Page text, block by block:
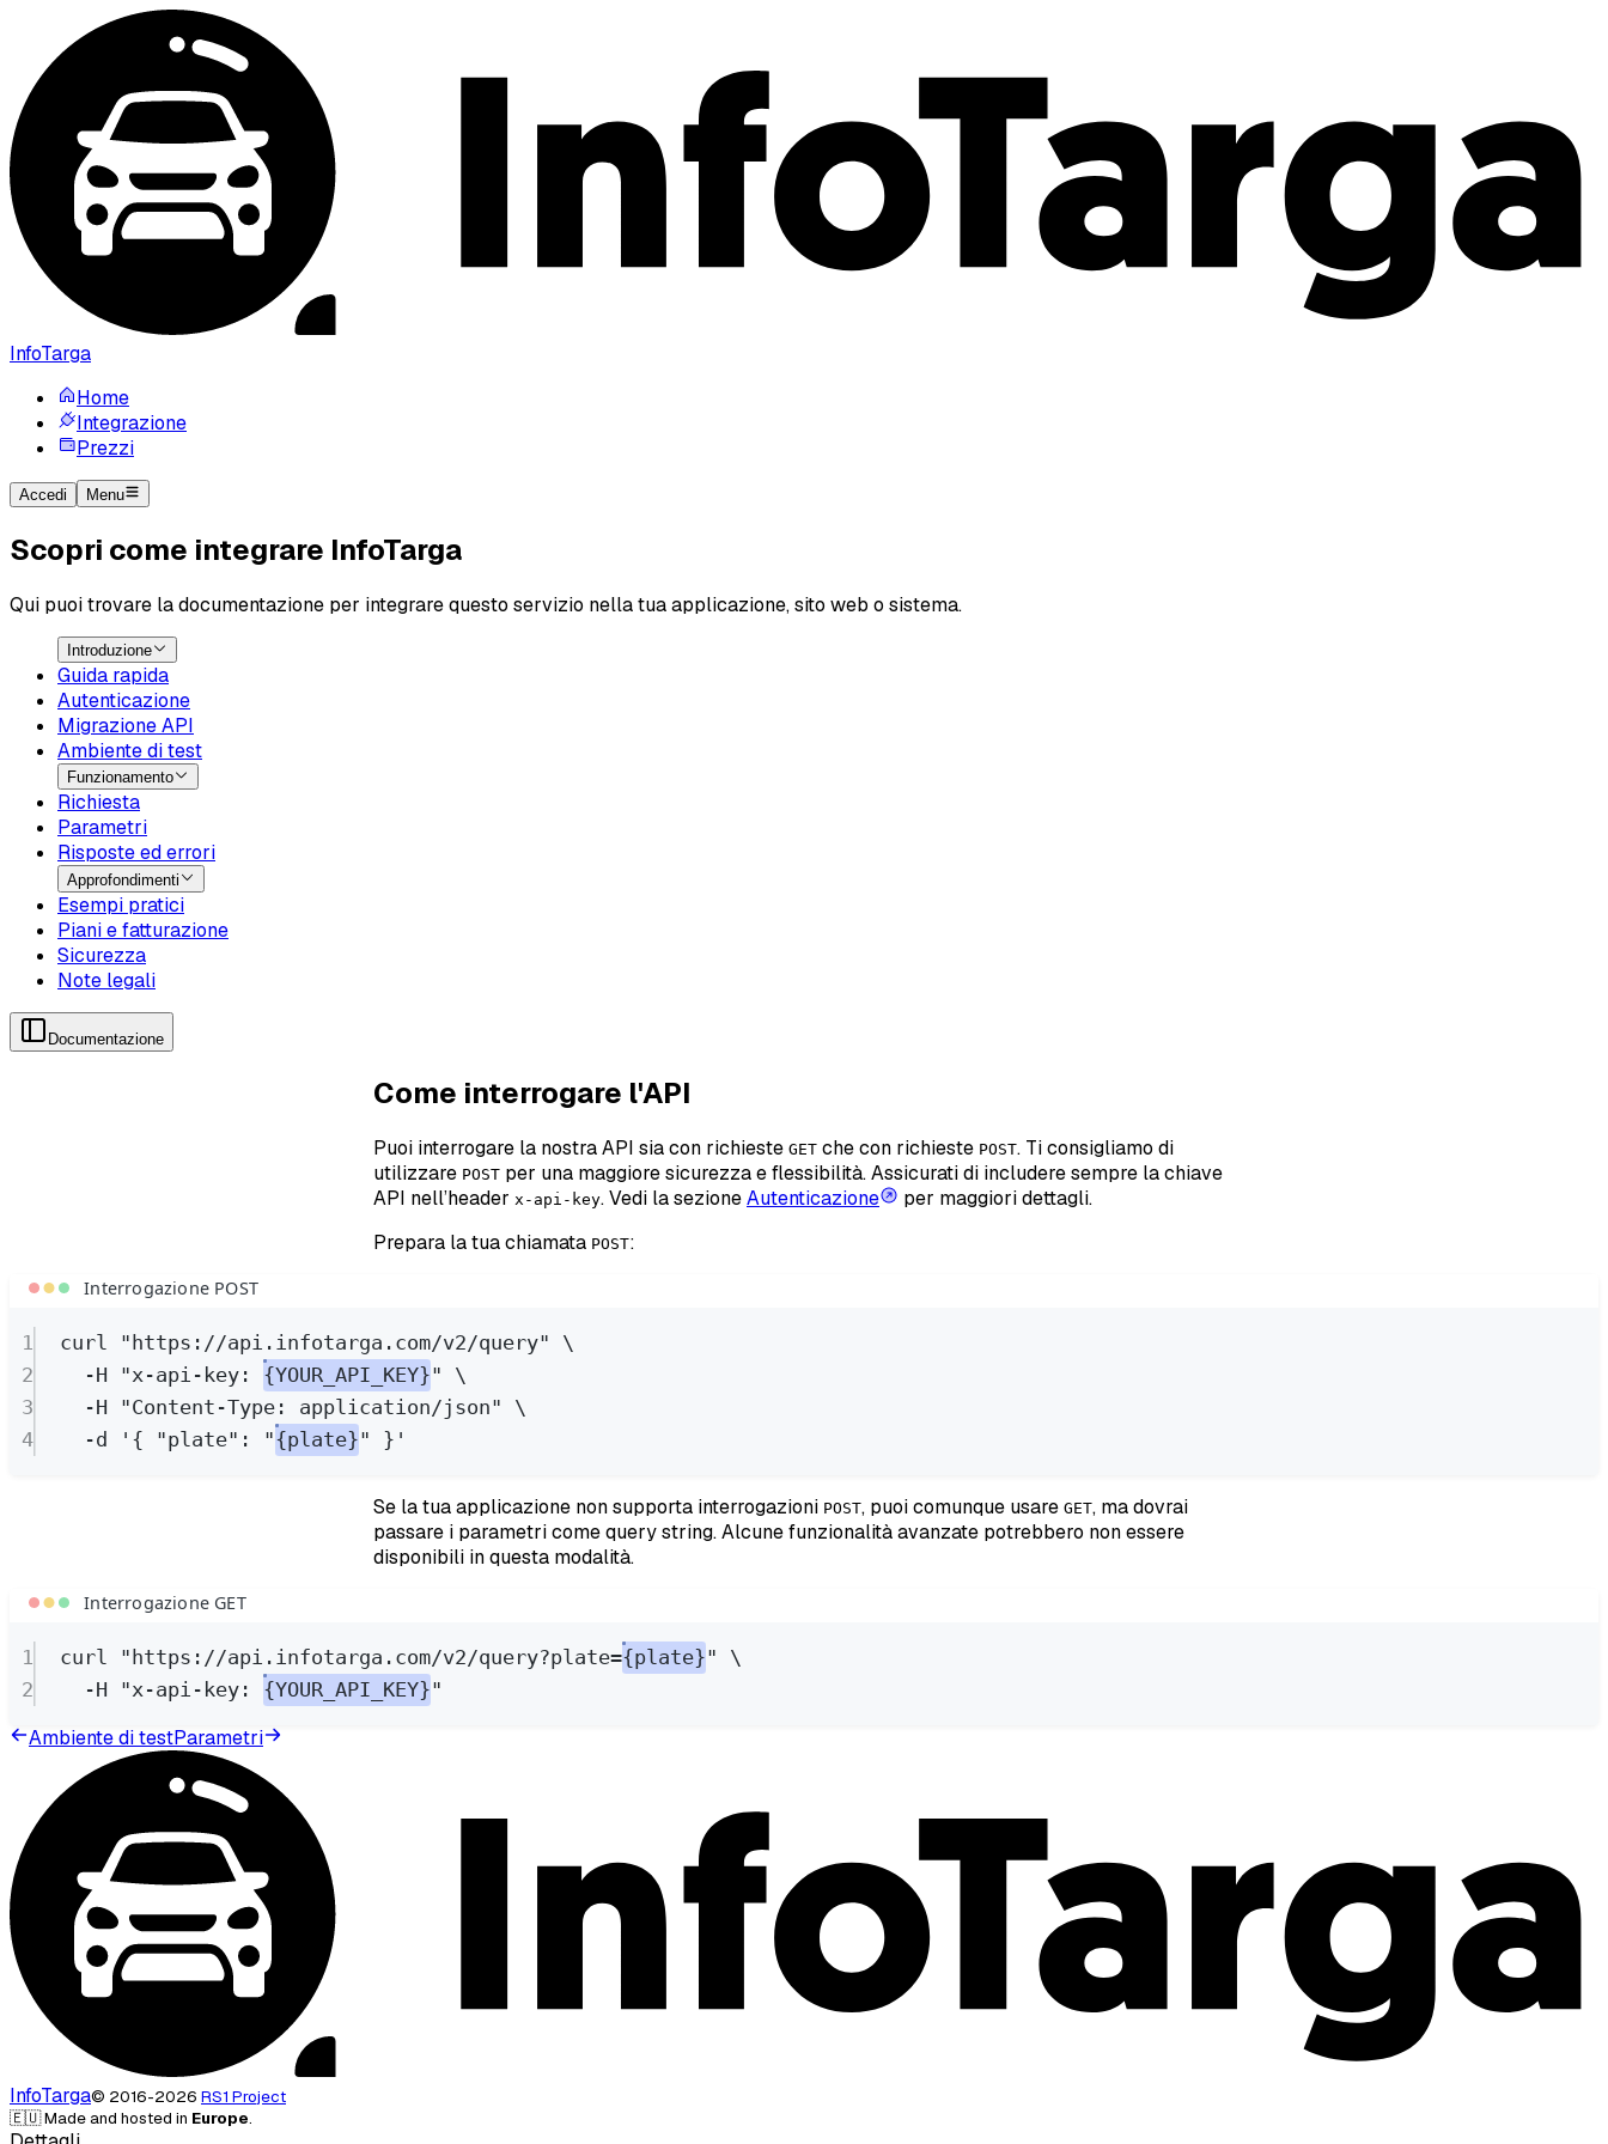
InfoTarga
Home
Integrazione
Prezzi
Accedi Menu
Scopri come integrare InfoTarga
Qui puoi trovare la documentazione per integrare questo servizio nella tua applicazione, sito web o sistema.
Introduzione
Guida rapida
Autenticazione
Migrazione API
Ambiente di test
Funzionamento
Richiesta
Parametri
Risposte ed errori
Approfondimenti
Esempi pratici
Piani e fatturazione
Sicurezza
Note legali
Documentazione
Come interrogare l'API
Puoi interrogare la nostra API sia con richieste GET che con richieste POST. Ti consigliamo di
utilizzare POST per una maggiore sicurezza e flessibilità. Assicurati di includere sempre la chiave
API nell’header x-api-key. Vedi la sezioneAutenticazione
per maggiori dettagli.
Prepara la tua chiamata POST:
Interrogazione POST
1 curl "https://api.infotarga.com/v2/query"
\
2
-H "x-api-key: {YOUR_API_KEY}"
\
3
-H "Content-Type: application/json"
\
4
-d '{ "plate": "{plate}" }'
Se la tua applicazione non supporta interrogazioni POST, puoi comunque usare GET, ma dovrai
passare i parametri come query string. Alcune funzionalità avanzate potrebbero non essere
disponibili in questa modalità.
Interrogazione GET
1 curl "https://api.infotarga.com/v2/query?plate={plate}"
\
2
-H "x-api-key: {YOUR_API_KEY}"
Ambiente di testParametri
InfoTarga© 2016-2026 RS1 Project
🇪🇺 Made and hosted in Europe.